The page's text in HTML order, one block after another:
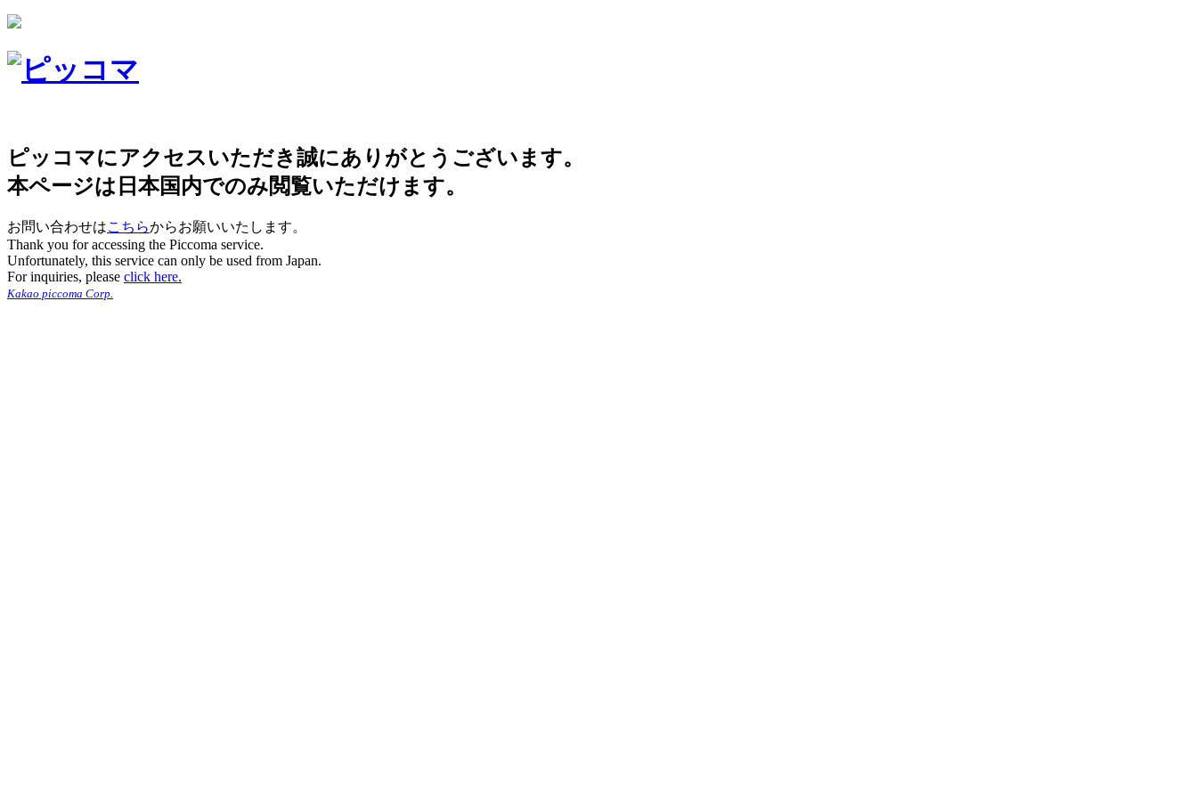
ピッコマにアクセスいただき誠にありがとうございます。
本ページは日本国内でのみ閲覧いただけます。
お問い合わせはこちらからお願いいたします。
Thank you for accessing the Piccoma service.
Unfortunately, this service can only be used from Japan.
For inquiries, please click here.
Kakao piccoma Corp.